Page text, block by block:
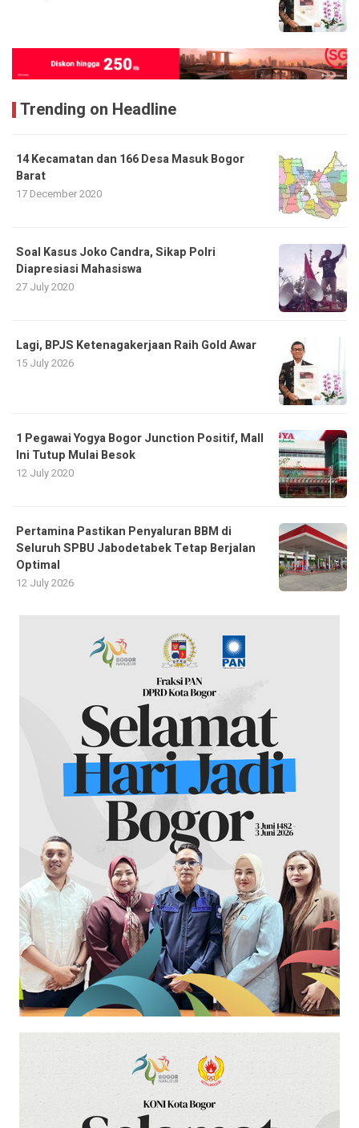
Trending on Headline
14 Kecamatan dan 166 Desa Masuk Bogor
Barat
17 December 2020
Soal Kasus Joko Candra, Sikap Polri
Diapresiasi Mahasiswa
27 July 2020
Lagi, BPJS Ketenagakerjaan Raih Gold Awar
15 July 2026
1 Pegawai Yogya Bogor Junction Positif, Mall
Ini Tutup Mulai Besok
12 July 2020
Pertamina Pastikan Penyaluran BBM di
Seluruh SPBU Jabodetabek Tetap Berjalan
Optimal
12 July 2026